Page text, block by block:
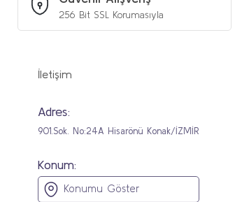
256 Bit SSL Korumasıyla
İletişim
Adres:
901.Sok. No:24A Hisarönü Konak/İZMİR
Konum:
Konumu Göster